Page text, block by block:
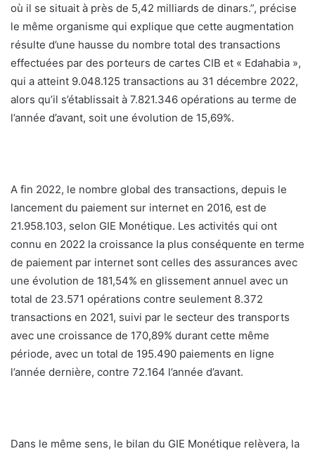
où il se situait à près de 5,42 milliards de dinars.”, précise
le même organisme qui explique que cette augmentation
résulte d’une hausse du nombre total des transactions
effectuées par des porteurs de cartes CIB et « Edahabia »,
qui a atteint 9.048.125 transactions au 31 décembre 2022,
alors qu’il s’établissait à 7.821.346 opérations au terme de
l’année d’avant, soit une évolution de 15,69%.
A fin 2022, le nombre global des transactions, depuis le
lancement du paiement sur internet en 2016, est de
21.958.103, selon GIE Monétique. Les activités qui ont
connu en 2022 la croissance la plus conséquente en terme
de paiement par internet sont celles des assurances avec
une évolution de 181,54% en glissement annuel avec un
total de 23.571 opérations contre seulement 8.372
transactions en 2021, suivi par le secteur des transports
avec une croissance de 170,89% durant cette même
période, avec un total de 195.490 paiements en ligne
l’année dernière, contre 72.164 l’année d’avant.
Dans le même sens, le bilan du GIE Monétique relèvera, la